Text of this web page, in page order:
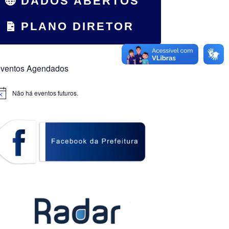
PLANO DIRETOR
Agendados
Não há eventos futuros.